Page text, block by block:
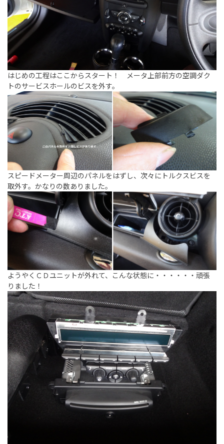
はじめの工程はここからスタート！ メータ上部前方の空調ダク
トのサービスホールのビスを外す。
スピードメーター周辺のパネルをはずし、次々にトルクスビスを
取外す。かなりの数ありました。
ようやくＣＤユニットが外れて、こんな状態に・・・・・・頑張
りました！